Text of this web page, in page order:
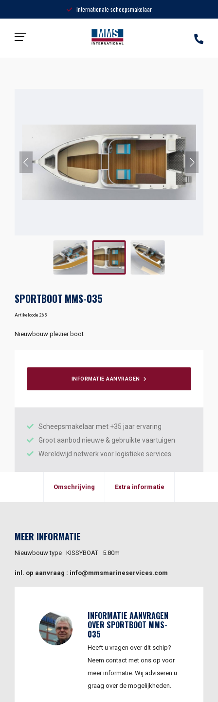
Internationale scheepsmakelaar
SPORTBOOT MMS-035
Artikelcode 265
Nieuwbouw plezier boot
INFORMATIE AANVRAGEN
Scheepsmakelaar met +35 jaar ervaring
Groot aanbod nieuwe & gebruikte vaartuigen
Wereldwijd netwerk voor logistieke services
Omschrijving Extra informatie
MEER INFORMATIE
Nieuwbouw type KISSYBOAT 5.80m
inl. op aanvraag : info@mmsmarineservices.com
INFORMATIE AANVRAGEN
OVER SPORTBOOT MMS-
035
Heeft u vragen over dit schip?
Neem contact met ons op voor
meer informatie. Wij adviseren u
graag over de mogelijkheden.